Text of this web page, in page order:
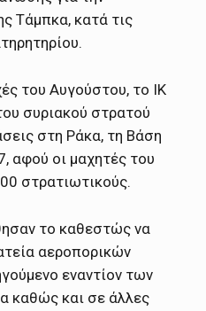
Τάμπκα, κατά τις
του Αυγούστου, το ΙΚ
συριακού στρατού
στη Ράκα, τη Βάση
αφού οι μαχητές του
στρατιωτικούς.
το καθεστώς να
αεροπορικών
εναντίον των
καθώς και σε άλλες